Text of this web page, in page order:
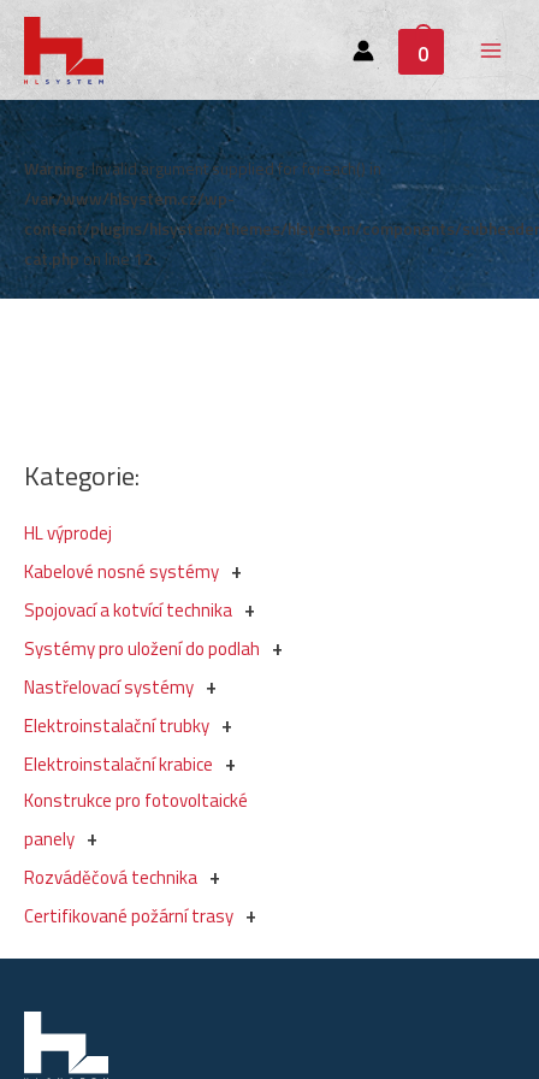
0
Main
Menu
Kategorie:
HL výprodej
Kabelové nosné systémy
Spojovací a kotvící technika
Systémy pro uložení do podlah
Nastřelovací systémy
Elektroinstalační trubky
Elektroinstalační krabice
Konstrukce pro fotovoltaické
panely
Rozváděčová technika
Certifikované požární trasy
Warning: Invalid argument supplied for foreach() in
/var/www/hlsystem.cz/wp-
content/plugins/hlsystem/themes/hlsystem/components/
cat.phpon line12